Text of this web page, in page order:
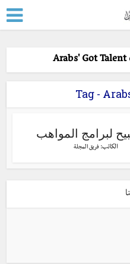
Arabs' Got Talent
Tag -
لبرامج المواهب
الكاتب: فريق المجلة